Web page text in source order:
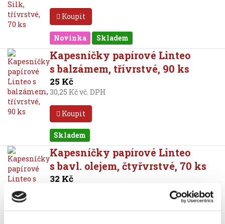
Koupit
Novinka Skladem
Kapesníčky papírové Linteo
s balzámem, třívrstvé, 90 ks
25 Kč
30,25 Kč vč. DPH
Koupit
Skladem
Kapesníčky papírové Linteo
s bavl. olejem, čtyřvrstvé, 70 ks
32 Kč
Koupit